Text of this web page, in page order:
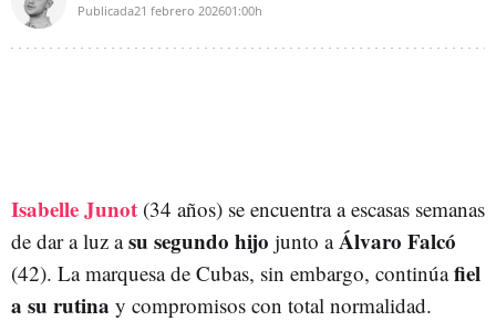
Publicada21 febrero 202601:00h
Isabelle Junot (34 años) se encuentra a escasas semanas
de dar a luz asu segundo hijo junto aÁlvaro Falcó
(42). La marquesa de Cubas, sin embargo, continúafiel
a su rutina y compromisos con total normalidad.